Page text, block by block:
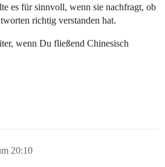
es für sinnvoll, wenn sie nachfragt, ob
richtig verstanden hat.
wenn Du fließend Chinesisch
20:10